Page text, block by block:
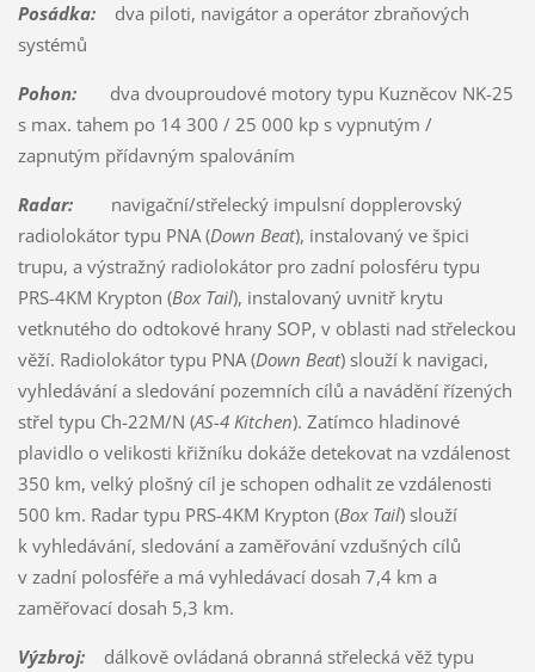
Posádka:dva piloti, navigátor a operátor zbraňových
systémů
Pohon:dva dvouproudové motory typu Kuzněcov NK-25
s max. tahem po 14 300 / 25 000 kp s vypnutým /
zapnutým přídavným spalováním
Radar:navigační/střelecký impulsní dopplerovský
radiolokátor typu PNA (Down Beat), instalovaný ve špici
trupu, a výstražný radiolokátor pro zadní polosféru typu
PRS-4KM Krypton (Box Tail), instalovaný uvnitř krytu
vetknutého do odtokové hrany SOP, v oblasti nad střeleckou
věží. Radiolokátor typu PNA (Down Beat) slouží k navigaci,
vyhledávání a sledování pozemních cílů a navádění řízených
střel typu Ch-22M/N (AS-4 Kitchen). Zatímco hladinové
plavidlo o velikosti křižníku dokáže detekovat na vzdálenost
350 km, velký plošný cíl je schopen odhalit ze vzdálenosti
500 km. Radar typu PRS-4KM Krypton (Box Tail) slouží
k vyhledávání, sledování a zaměřování vzdušných cílů
v zadní polosféře a má vyhledávací dosah 7,4 km a
zaměřovací dosah 5,3 km.
Výzbroj:dálkově ovládaná obranná střelecká věž typu